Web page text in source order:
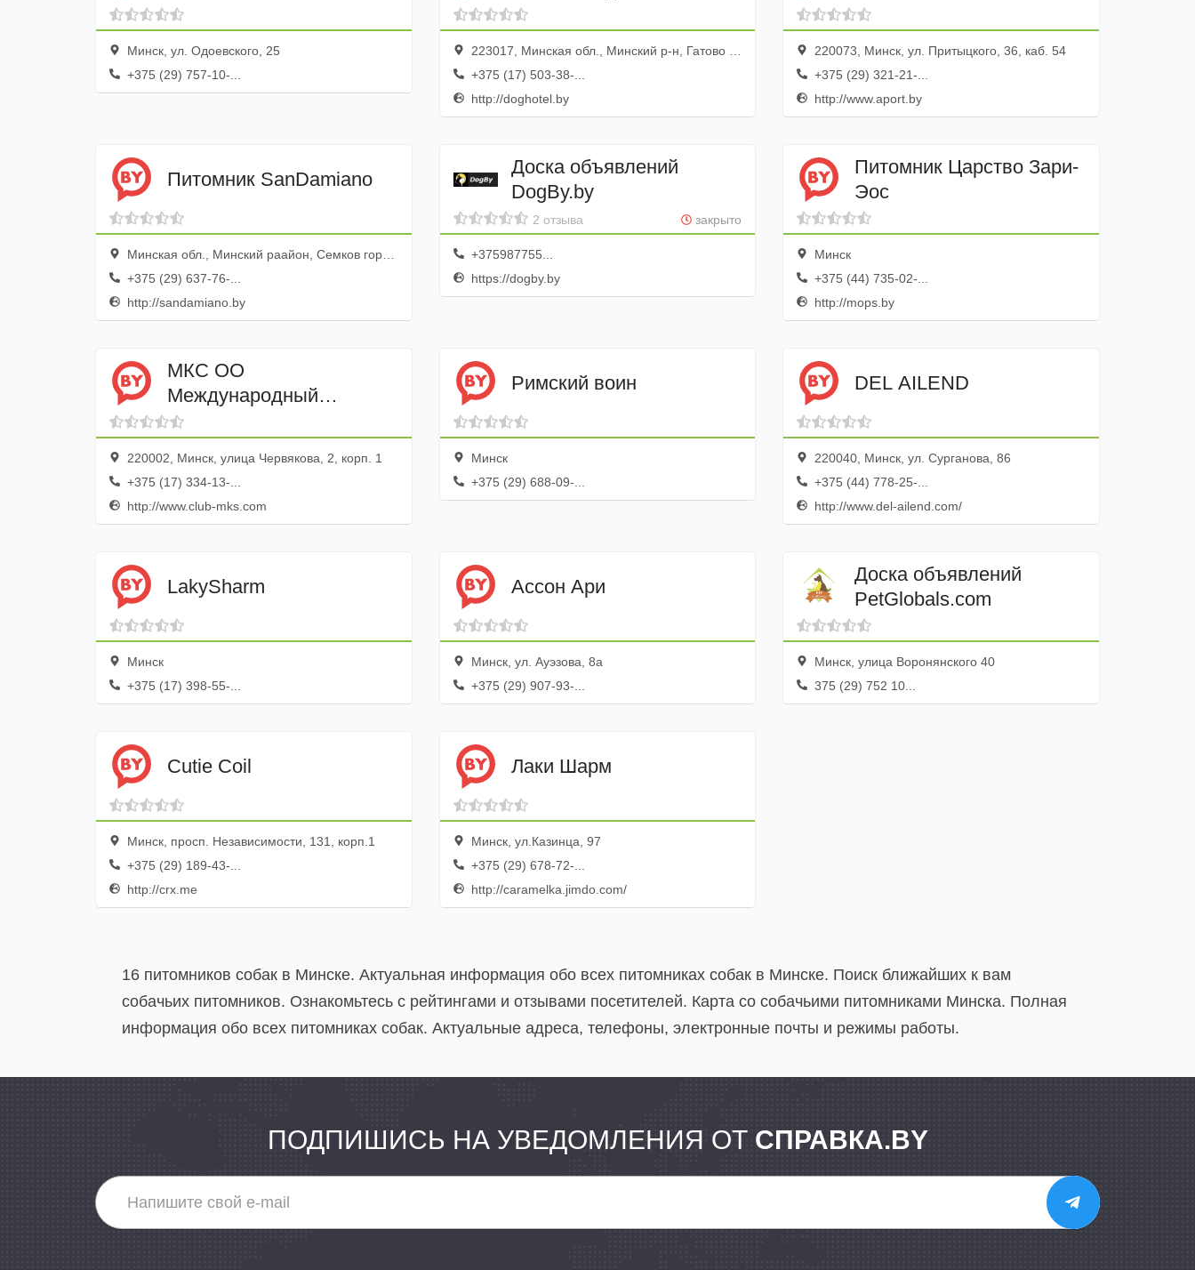
Минск, ул. Одоевского, 25
+375 (29) 757-10-...
Милькевич И.А.
223017, Минская обл., Минский р-н, Гатово пос.
+375 (17) 503-38-...
http://doghotel.by
220073, Минск, ул. Притыцкого, 36, каб. 54
+375 (29) 321-21-...
http://www.aport.by
Питомник SanDamiano
Минская обл., Минский раайон, Семков городок дер., ул. Солнечная, 6
+375 (29) 637-76-...
http://sandamiano.by
Доска объявлений
DogBy.by
закрыто
2 отзыва
+375987755...
https://dogby.by
Питомник Царство Зари-
Эос
Минск
+375 (44) 735-02-...
http://mops.by
МКС ОО
Международный
Кинологический Союз
220002, Минск, улица Червякова, 2, корп. 1
+375 (17) 334-13-...
http://www.club-mks.com
Римский воин
Минск
+375 (29) 688-09-...
DEL AILEND
220040, Минск, ул. Сурганова, 86
+375 (44) 778-25-...
http://www.del-ailend.com/
LakySharm
Минск
+375 (17) 398-55-...
Ассон Ари
Минск, ул. Ауэзова, 8а
+375 (29) 907-93-...
Доска объявлений
PetGlobals.com
Минск, улица Воронянского 40
375 (29) 752 10...
Cutie Coil
Минск, просп. Независимости, 131, корп.1
+375 (29) 189-43-...
http://crx.me
Лаки Шарм
Минск, ул.Казинца, 97
+375 (29) 678-72-...
http://caramelka.jimdo.com/
16 питомников собак в Минске. Актуальная информация обо всех питомниках собак в Минске. Поиск ближайших к вам
собачьих питомников. Ознакомьтесь с рейтингами и отзывами посетителей. Карта со собачьими питомниками Минска. Полная
информация обо всех питомниках собак. Актуальные адреса, телефоны, электронные почты и режимы работы.
ПОДПИШИСЬ НА УВЕДОМЛЕНИЯ ОТ СПРАВКА.BY